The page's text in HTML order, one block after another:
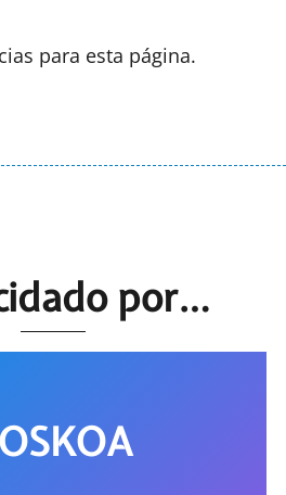
para esta página.
por…